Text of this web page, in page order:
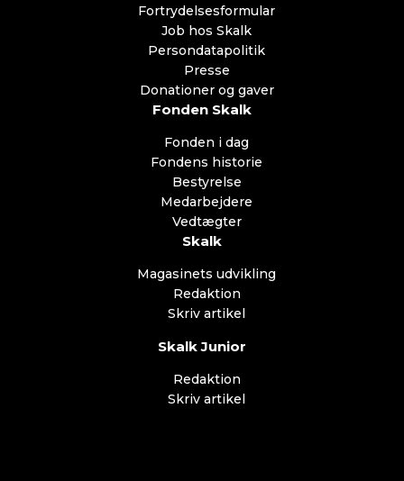
Fortrydelsesformular
Job hos Skalk
Persondatapolitik
Presse
Donationer og gaver
Fonden Skalk
Fonden i dag
Fondens historie
Bestyrelse
Medarbejdere
Vedtægter
Skalk
Magasinets udvikling
Redaktion
Skriv artikel
Skalk Junior
Redaktion
Skriv artikel